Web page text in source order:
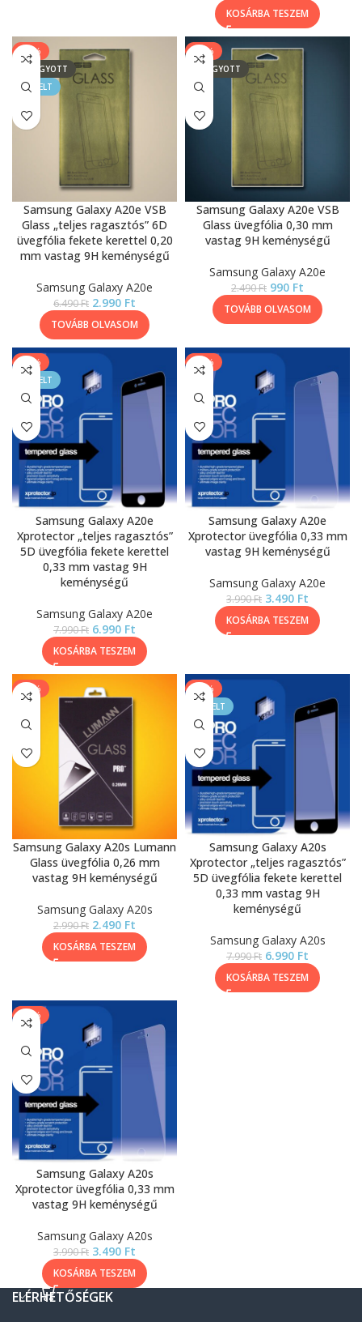
KOSÁRBA TESZEM
-54%
ELFOGYOTT
KIEMELT
Samsung Galaxy A20e VSB
Glass „teljes ragasztós” 6D
üvegfólia fekete kerettel 0,20
mm vastag 9H keménységű
Samsung Galaxy A20e
6.490Ft 2.990 Ft
TOVÁBB OLVASOM
-60%
ELFOGYOTT
Samsung Galaxy A20e VSB
Glass üvegfólia 0,30 mm
vastag 9H keménységű
Samsung Galaxy A20e
2.490Ft 990 Ft
TOVÁBB OLVASOM
-13%
KIEMELT
Samsung Galaxy A20e
Xprotector „teljes ragasztós”
5D üvegfólia fekete kerettel
0,33 mm vastag 9H
keménységű
Samsung Galaxy A20e
7.990Ft 6.990 Ft
KOSÁRBA TESZEM
-13%
Samsung Galaxy A20e
Xprotector üvegfólia 0,33 mm
vastag 9H keménységű
Samsung Galaxy A20e
3.990Ft 3.490 Ft
KOSÁRBA TESZEM
-17%
Samsung Galaxy A20s Lumann
Glass üvegfólia 0,26 mm
vastag 9H keménységű
Samsung Galaxy A20s
2.990Ft 2.490 Ft
KOSÁRBA TESZEM
-13%
KIEMELT
Samsung Galaxy A20s
Xprotector „teljes ragasztós”
5D üvegfólia fekete kerettel
0,33 mm vastag 9H
keménységű
Samsung Galaxy A20s
7.990Ft 6.990 Ft
KOSÁRBA TESZEM
-13%
Samsung Galaxy A20s
Xprotector üvegfólia 0,33 mm
vastag 9H keménységű
Samsung Galaxy A20s
3.990Ft 3.490 Ft
KOSÁRBA TESZEM
ELÉRHETŐSÉGEK